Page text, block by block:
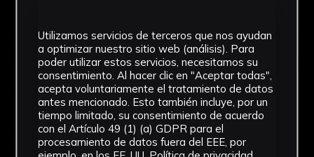
Utilizamos servicios de terceros que nos ayudan
a optimizar nuestro sitio web (análisis). Para
poder utilizar estos servicios, necesitamos su
consentimiento. Al hacer clic en "Aceptar todas",
acepta voluntariamente el tratamiento de datos
antes mencionado. Esto también incluye, por un
tiempo limitado, su consentimiento de acuerdo
con el Artículo 49 (1) (a) GDPR para el
procesamiento de datos fuera del EEE, por